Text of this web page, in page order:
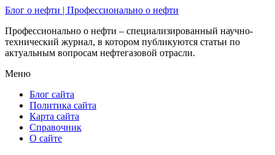
Блог о нефти | Профессионально о нефти
Профессионально о нефти – специализированный научно-
технический журнал, в котором публикуются статьи по
актуальным вопросам нефтегазовой отрасли.
Меню
Блог сайта
Политика сайта
Карта сайта
Справочник
О сайте